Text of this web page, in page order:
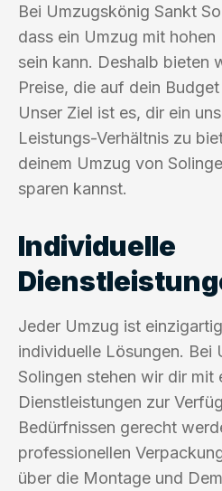
Bei Umzugskönig Sankt
dass ein Umzug mit hohen
sein kann. Deshalb bieten
Preise, die auf dein
Unser Ziel ist es, dir ein
Leistungs-Verhältnis zu
deinem Umzug von
sparen kannst.
Individuelle
Jeder Umzug ist
individuelle Lösungen. Bei
Solingen stehen wir dir mit
Dienstleistungen zur
Bedürfnissen gerecht
professionellen
über die Montage und